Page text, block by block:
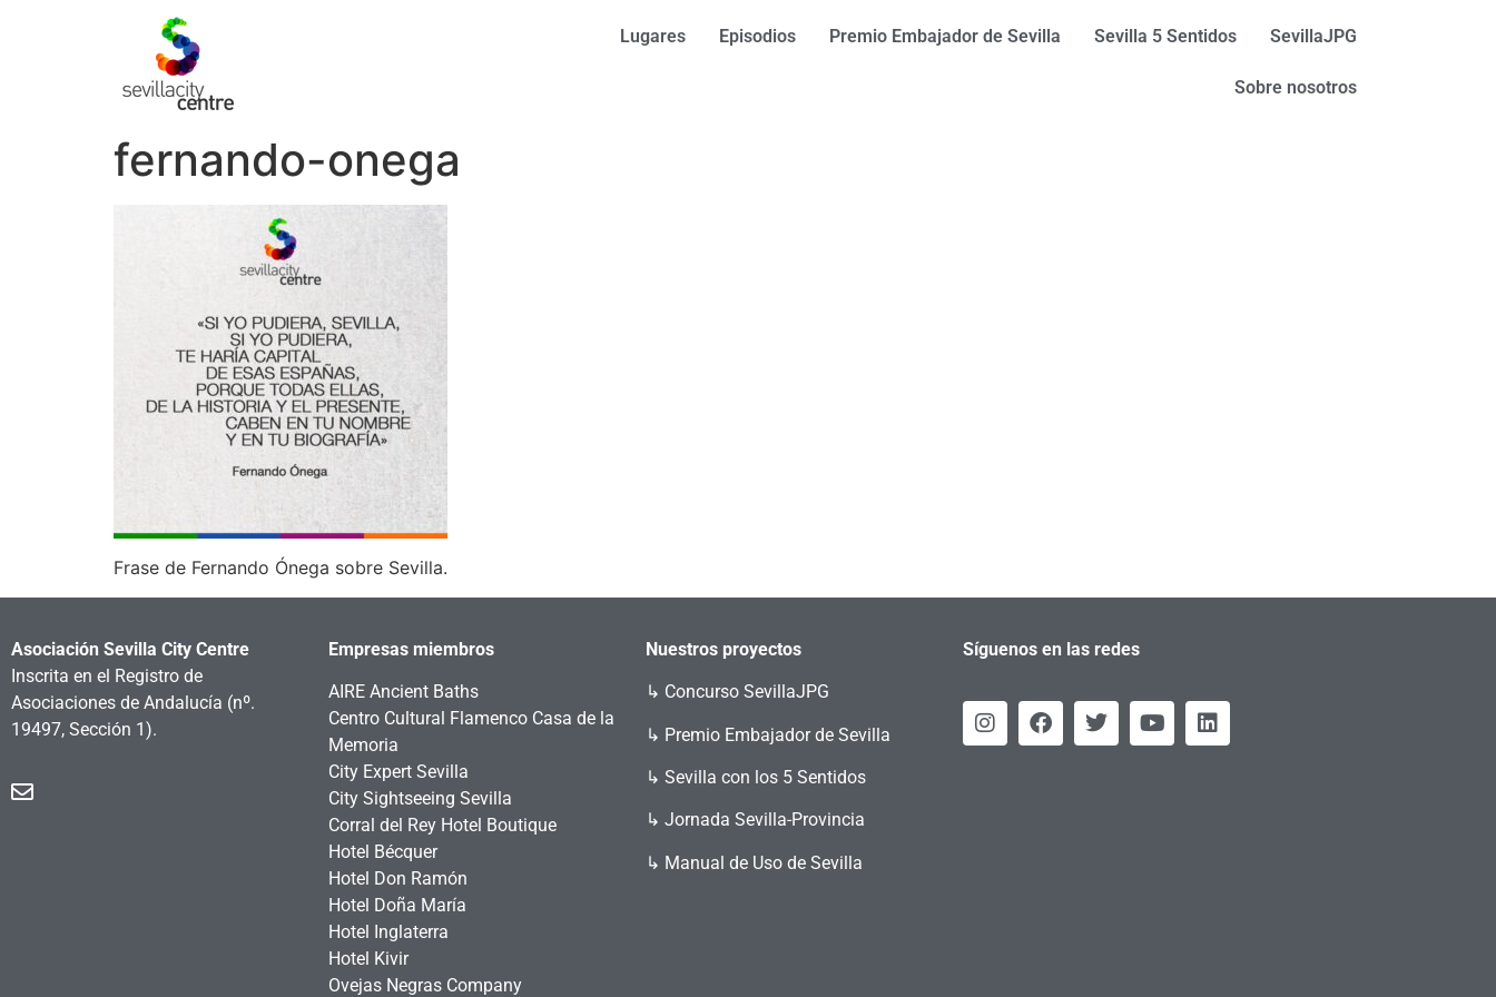
Lugares Episodios Premio Embajador de Sevilla Sevilla 5 Sentidos SevillaJPG
Sobre nosotros
fernando-onega
Frase de Fernando Ónega sobre Sevilla.
Asociación Sevilla City Centre
Inscrita en el Registro de
Asociaciones de Andalucía (nº.
19497, Sección 1).
Empresas miembros
AIRE Ancient Baths
Centro Cultural Flamenco Casa de la
Memoria
City Expert Sevilla
City Sightseeing Sevilla
Corral del Rey Hotel Boutique
Hotel Bécquer
Hotel Don Ramón
Hotel Doña María
Hotel Inglaterra
Hotel Kivir
Ovejas Negras Company
Nuestros proyectos
↳ Concurso SevillaJPG
↳ Premio Embajador de Sevilla
↳ Sevilla con los 5 Sentidos
↳ Jornada Sevilla-Provincia
↳ Manual de Uso de Sevilla
Síguenos en las redes